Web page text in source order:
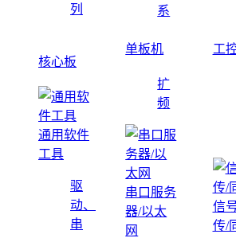
列
系
核心板
单板机 工
通用软件
工具
驱
动、
串
扩
频
串口服务
器/以太
网
信
传/